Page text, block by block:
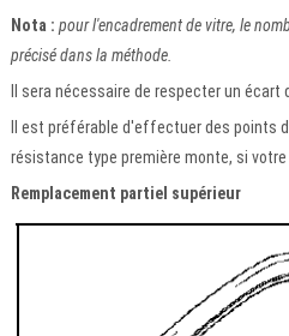
Nota : pour l'encadrement de vitre, le
précisé dans la méthode.
Il sera nécessaire de respecter un
Il est préférable d'effectuer des points
résistance type première monte, si
Remplacement partiel supérieur